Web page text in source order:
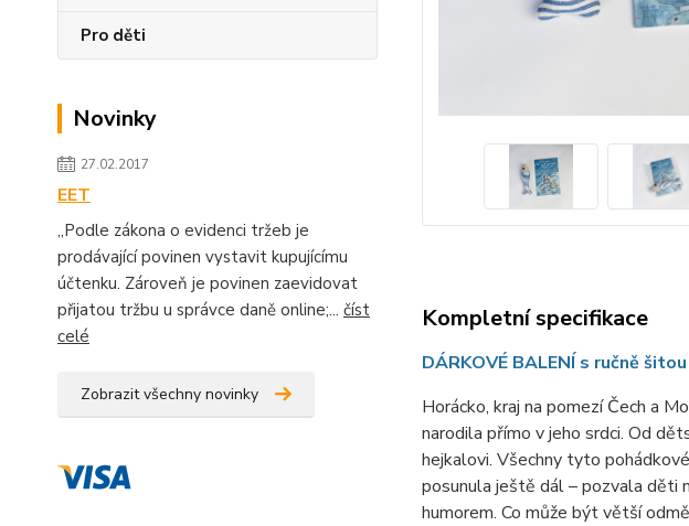
Pro děti
Novinky
27.02.2017
EET
„Podle zákona o evidenci tržeb je
prodávající povinen vystavit kupujícímu
účtenku. Zároveň je povinen zaevidovat
přijatou tržbu u správce daně online;... číst
celé
Zobrazit všechny novinky
Kompletní specifikace
DÁRKOVÉ BALENÍ s ručně
Horácko, kraj na pomezí Čech a
narodila přímo v jeho srdci. Od
hejkalovi. Všechny tyto
posunula ještě dál – pozvala děti
humorem. Co může být větší